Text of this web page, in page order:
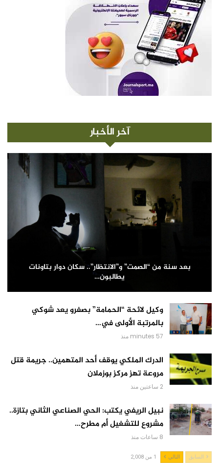
آخر الأخبار
بعد سنة من “الصمت” و”الانتظار”.. سكان دوار بتاونات
يطالبون…
وكيل لائحة “الحمامة” بصفرو يعد شوكي
بالمرتبة الأولى في…
57 minutes منذ
الدرك الملكي يوقف أحد المتهمين.. جريمة قتل
مروعة تهز مركز بوزملان
2 ساعتين منذ
نبيل الريفي يكتب: الحي الصناعي الثاني بتازة..
مشروع للتشغيل أم مطرح…
8 ساعات منذ
السابق التالي 1 من 2,008